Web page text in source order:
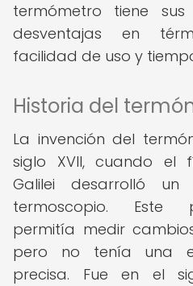
termómetro tiene
desventajas en
facilidad de uso y
Historia del
La invención del
siglo XVII, cuando el
Galilei desarrolló un
termoscopio. Este
permitía medir
pero no tenía una
precisa. Fue en el